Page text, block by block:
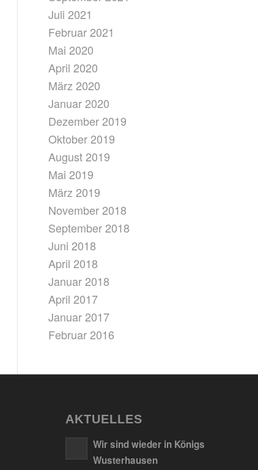
Juli 2021
Februar 2021
Mai 2020
April 2020
März 2020
Januar 2020
Dezember 2019
Oktober 2019
August 2019
Mai 2019
März 2019
November 2018
September 2018
Juni 2018
April 2018
Januar 2018
April 2017
Januar 2017
Februar 2016
AKTUELLES
Wir sind wieder in Königs
Wusterhausen